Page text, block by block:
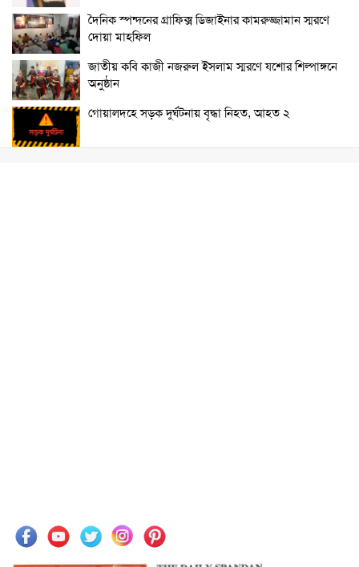
দৈনিক স্পন্দনের গ্রাফিক্স ডিজাইনার কামরুজ্জামান স্মরণে
দোয়া মাহফিল
জাতীয় কবি কাজী নজরুল ইসলাম স্মরণে যশোর শিল্পাঙ্গনে
অনুষ্ঠান
গোয়ালদহে সড়ক দুর্ঘটনায় বৃদ্ধা নিহত, আহত ২